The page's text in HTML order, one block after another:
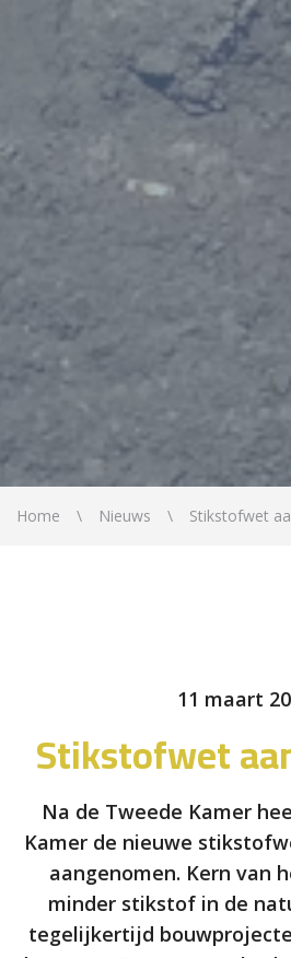
Home Nieuws Stikstofwet
11 maart
Stikstofwet
Na de Tweede Kamer
Kamer de nieuwe
aangenomen. Kern van
minder stikstof in de
tegelijkertijd